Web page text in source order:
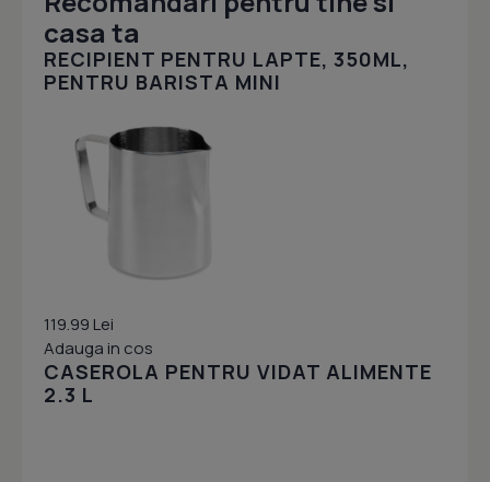
casa ta
RECIPIENT PENTRU LAPTE, 350ML,
PENTRU BARISTA MINI
119.99 Lei
Adauga in cos
CASEROLA PENTRU VIDAT ALIMENTE
2.3 L